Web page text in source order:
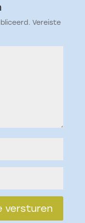
Vereiste
versturen